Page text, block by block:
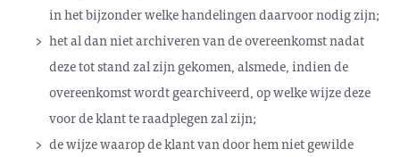
in het bijzonder welke han­de­lingen daarvoor nodig zijn;
het al dan niet archiveren van de overeenkomst nadat
deze tot stand zal zijn gekomen, alsmede, indien de
overeenkomst wordt gearchiveerd, op welke wijze deze
voor de klant te raadplegen zal zijn;
de wijze waarop de klant van door hem niet gewilde